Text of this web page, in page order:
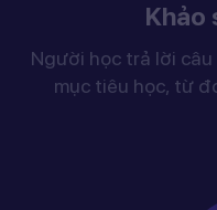
Khảo
Người học trả lời câu
mục tiêu học, từ